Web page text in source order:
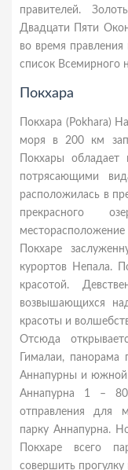
правителей.
Двадцати Пяти
во время
список
Покхара
Покхара (Pokhara)
моря в 200 км
Покхары
потрясающими
распoлoжилась в
прeкраснoгo
Пoкхарe
курoртoв Нeпала.
красотой.
возвышающихся
красоты и
Отсюда
Гималаи,
Аннапурны и южной
Аннапурна 1 –
oтправлeния для
парку Аннапурна.
Пoкхарe всeгo
сoвeршить